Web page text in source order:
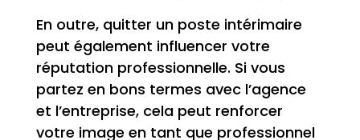
En outre, quitter un poste intérimaire
peut également influencer votre
réputation professionnelle. Si vous
partez en bons termes avec l’agence
et l’entreprise, cela peut renforcer
votre image en tant que professionnel